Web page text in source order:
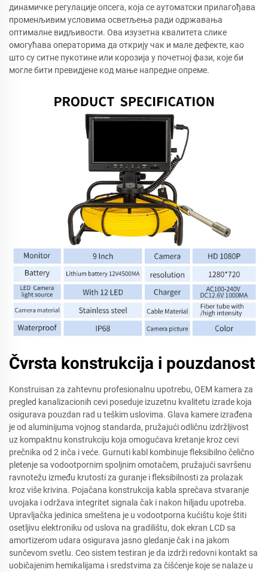
динамичке регулације опсега, која се аутоматски прилагођава
променљивим условима осветљења ради одржавања
оптималне видљивости. Ова изузетна квалитета слике
омогућава операторима да открију чак и мале дефекте, као
што су ситне пукотине или корозија у почетној фази, које би
могле бити превидјене код мање напредне опреме.
Čvrsta konstrukcija i pouzdanost
Konstruisan za zahtevnu profesionalnu upotrebu, OEM kamera za
pregled kanalizacionih cevi poseduje izuzetnu kvalitetu izrade koja
osigurava pouzdan rad u teškim uslovima. Glava kamere izrađena
je od aluminijuma vojnog standarda, pružajući odličnu izdržljivost
uz kompaktnu konstrukciju koja omogućava kretanje kroz cevi
prečnika od 2 inča i veće. Gurnuti kabl kombinuje fleksibilno čelično
pletenje sa vodootpornim spoljnim omotačem, pružajući savršenu
ravnotežu između krutosti za guranje i fleksibilnosti za prolazak
kroz više krivina. Pojačana konstrukcija kabla sprečava stvaranje
uvojaka i održava integritet signala čak i nakon hiljadu upotreba.
Upravljačka jedinica smeštena je u vodootporna kućištu koje štiti
osetljivu elektroniku od uslova na gradilištu, dok ekran LCD sa
amortizerom udara osigurava jasno gledanje čak i na jakom
sunčevom svetlu. Ceo sistem testiran je da izdrži redovni kontakt sa
uobičajenim hemikalijama i sredstvima za čišćenje koje se nalaze u